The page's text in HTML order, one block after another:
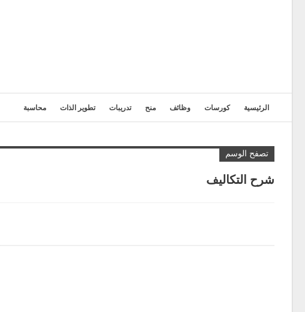
الرئيسية كورسات وظائف منح تدريبات تطوير الذات محاسبة
تصفح الوسم
شرح التكاليف